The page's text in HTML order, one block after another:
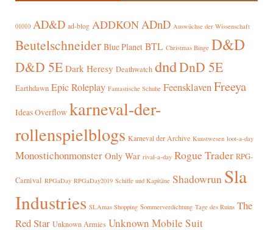
01010 AD&D ad-blog ADDKONADnD Auswüchse der Wissenschaft
Beutelschneider Blue Planet BTL Christmas Binge D&D
D&D 5E Dark Heresy Deathwatch dndDnD 5E
Earthdawn Epic Roleplay Fantastische Schuhe FeensklavenFreeya
Ideas Overflow karneval-der-
rollenspielblogs Karneval der Archive Kunstwesen loot-a-day
Monostichonmonster Only War rival-a-day Rogue Trader RPG-
Carnival RPGaDay RPGaDay2019 Schiffe und Kapitäne Shadowrun Sla
Industries SLAmas Shopping Sommerverdichtung Tage des Ruins The
Red Star Unknown Armies Unknown Mobile Suit